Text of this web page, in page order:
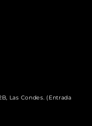
Las Condes. (Entrada